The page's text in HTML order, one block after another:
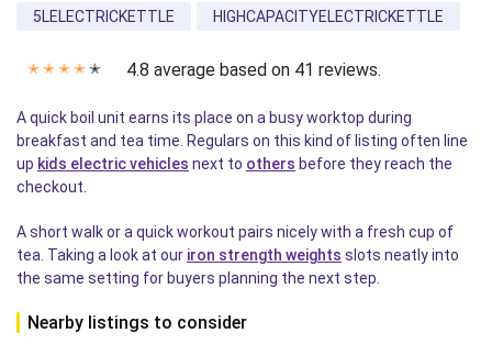
5LELECTRICKETTLE
HIGHCAPACITYELECTRICKETTLE
✭ ✭ ✭ ✭ ✭ 4.8 average based on 41 reviews.
A quick boil unit earns its place on a busy worktop during
breakfast and tea time. Regulars on this kind of listing often line
up kids electric vehicles next to others before they reach the
checkout.
A short walk or a quick workout pairs nicely with a fresh cup of
tea. Taking a look at our iron strength weights slots neatly into
the same setting for buyers planning the next step.
Nearby listings to consider